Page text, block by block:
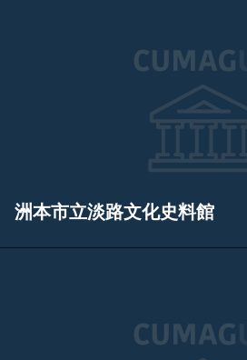
洲本市立淡路文化史料館